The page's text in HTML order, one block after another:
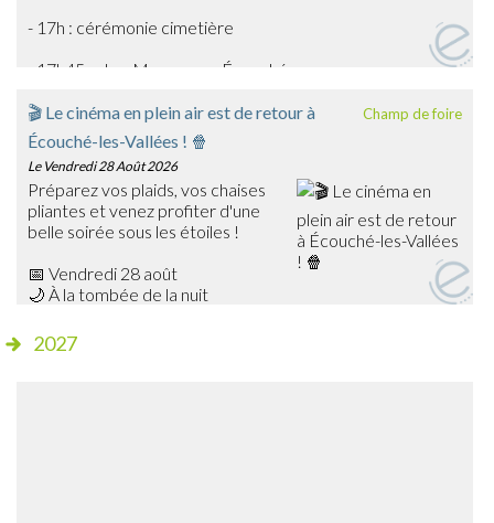
un agréable moment en famille ou entre amis et soutenir
➡️ On vous attend nombreux pour clôturer en beauté
cette belle saison des marchés !
- 17h : cérémonie cimetière
- 17h45 : char Massaoua - Écouché
Champ de foire
🎬 Le cinéma en plein air est de retour à
Écouché-les-Vallées ! 🍿
Le Vendredi 28 Août 2026
Préparez vos plaids, vos chaises
pliantes et venez profiter d'une
belle soirée sous les étoiles !
📅 Vendredi 28 août
🌙 À la tombée de la nuit
🎥 Cette année, découvrez Les Bad Guys, un film
2027